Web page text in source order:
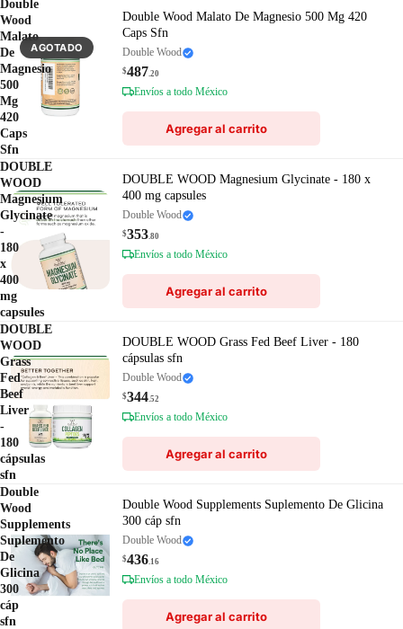
Double
Wood
Malato
De
Magnesio
500
Mg
420
Caps
Sfn
AGOTADO
Double Wood Malato De Magnesio 500 Mg 420
Caps Sfn
Double Wood
$487.20
Envíos a todo México
Agregar al carrito
DOUBLE
WOOD
Magnesium
Glycinate
-
180
x
400
mg
capsules
DOUBLE WOOD Magnesium Glycinate - 180 x
400 mg capsules
Double Wood
$353.80
Envíos a todo México
Agregar al carrito
DOUBLE
WOOD
Grass
Fed
Beef
Liver
-
180
cápsulas
sfn
DOUBLE WOOD Grass Fed Beef Liver - 180
cápsulas sfn
Double Wood
$344.52
Envíos a todo México
Agregar al carrito
Double
Wood
Supplements
Suplemento
De
Glicina
300
cáp
sfn
Double Wood Supplements Suplemento De Glicina
300 cáp sfn
Double Wood
$436.16
Envíos a todo México
Agregar al carrito